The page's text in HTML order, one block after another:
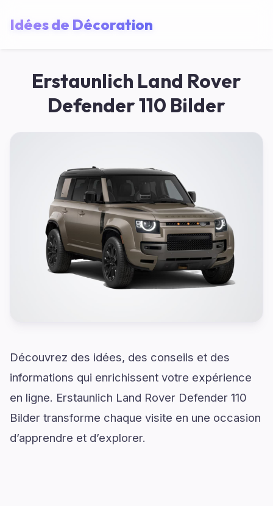
Idées de Décoration
Erstaunlich Land Rover
Defender 110 Bilder
Découvrez des idées, des conseils et des
informations qui enrichissent votre expérience
en ligne. Erstaunlich Land Rover Defender 110
Bilder transforme chaque visite en une occasion
d’apprendre et d’explorer.